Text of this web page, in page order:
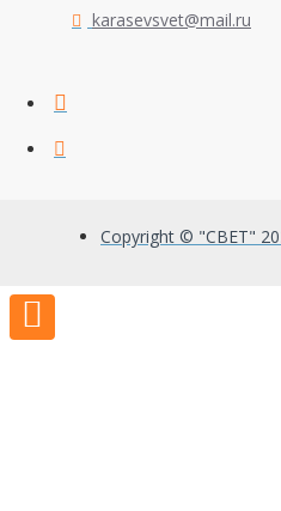
karasevsvet@mail.ru
Copyright © "СВЕТ"